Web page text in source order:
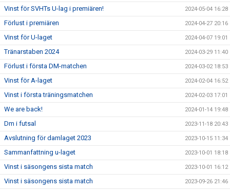
Vinst för SVHTs U-lag i premiären! 2024-05-04 16:28
Förlust i premiären 2024-04-27 20:16
Vinst för U-laget 2024-04-07 19:01
Tränarstaben 2024 2024-03-29 11:40
Förlust i första DM-matchen 2024-03-02 18:53
Vinst för A-laget 2024-02-04 16:52
Vinst i första träningsmatchen 2024-02-03 17:01
We are back! 2024-01-14 19:48
Dm i futsal 2023-11-18 20:43
Avslutning för damlaget 2023 2023-10-15 11:34
Sammanfattning u-laget 2023-10-01 18:18
Vinst i säsongens sista match 2023-10-01 16:12
Vinst i säsongens sista match 2023-09-26 21:46